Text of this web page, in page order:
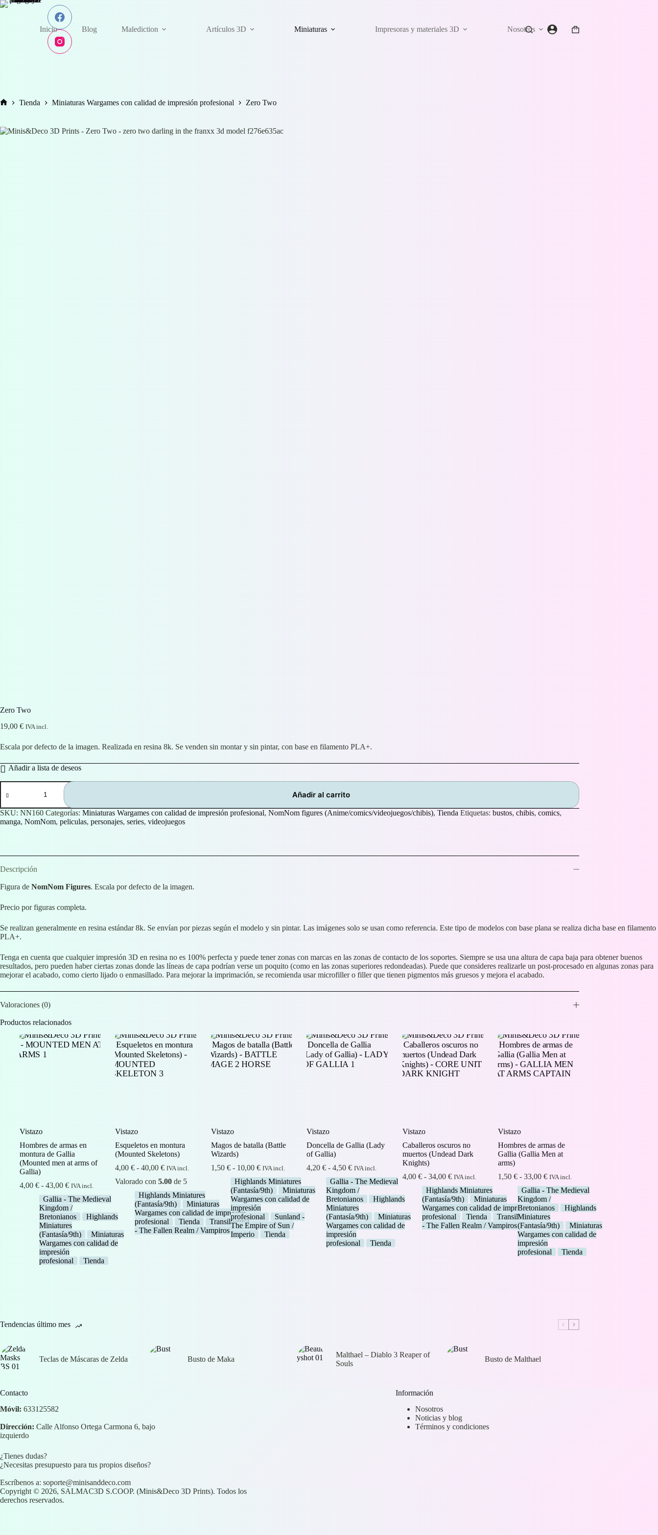
Saltar
Inicio
Blog Malediction Artículos 3D Miniaturas Impresoras y materiales 3D Nosotros
Carro
Tienda Miniaturas Wargames con calidad de impresión profesional Zero Two
Zero Two
19,00 € IVA incl.
Escala por defecto de la imagen. Realizada en resina 8k. Se venden sin montar y sin pintar, con base en filamento PLA+.
Añadir a lista de deseos
Zero
Two
Añadir al carrito
SKU: NN160 Categorías: Miniaturas Wargames con calidad de impresión profesional, NomNom figures (Anime/comics/videojuegos/chibis), Tienda Etiquetas: bustos, chibis, comics,
manga, NomNom, peliculas, personajes, series, videojuegos
Descripción
Figura de NomNom Figures. Escala por defecto de la imagen.
Precio por figuras completa.
Se realizan generalmente en resina estándar 8k. Se envían por piezas según el modelo y sin pintar. Las imágenes solo se usan como referencia. Este tipo de modelos con base plana se realiza dicha base en filamento
PLA+.
Tenga en cuenta que cualquier impresión 3D en resina no es 100% perfecta y puede tener zonas con marcas en las zonas de contacto de los soportes. Siempre se usa una altura de capa baja para obtener buenos
resultados, pero pueden haber ciertas zonas donde las líneas de capa podrían verse un poquito (como en las zonas superiores redondeadas). Puede que consideres realizarle un post-procesado en algunas zonas para
mejorar el acabado, como cierto lijado o enmasillado. Para mejorar la imprimación, se recomienda usar microfiller o filler que tienen pigmentos más gruesos y mejora el acabado.
Valoraciones (0)
Productos relacionados
Vistazo
Hombres de armas en
montura de Gallia
(Mounted men at arms of
Gallia)
4,00 € - 43,00 €Rango
de
precios:
desde
4,00 €
hasta
43,00 €
IVA incl.
Gallia - The Medieval
Kingdom /
Bretonianos
Highlands
Miniatures
(Fantasía/9th)
Miniaturas
Wargames con calidad de
impresión
profesional
Tienda
Vistazo
Esqueletos en montura
(Mounted Skeletons)
4,00€ - 40,00€Rango
precios:
desde
4,00 €
hasta
40,00 €
IVA incl.
Valorado con5.00 de 5
Highlands Miniatures
(Fantasía/9th)
Miniaturas
Wargames con calidad de impresión
profesional
Tienda
Transilvanya
- The Fallen Realm / Vampiros
Vistazo
Magos de batalla (Battle
Wizards)
1,50 € - 10,00 €Rango
de
precios:
desde
1,50 €
hasta
10,00 €
IVA incl.
Highlands Miniatures
(Fantasía/9th)
Miniaturas
Wargames con calidad de
impresión
profesional
Sunland -
The Empire of Sun /
Imperio
Tienda
Vistazo
Doncella de Gallia (Lady
of Gallia)
4,20€ - 4,50€Rango
de
precios:
desde
4,20 €
hasta
4,50 €
IVA incl.
Gallia - The Medieval
Kingdom /
Bretonianos
Highlands
Miniatures
(Fantasía/9th)
Miniaturas
Wargames con calidad de
impresión
profesional
Tienda
Vistazo
Caballeros oscuros no
muertos (Undead Dark
Knights)
4,00 € - 34,00 €Rango
de
precios:
desde
4,00 €
hasta
34,00 €
IVA incl.
Highlands Miniatures
(Fantasía/9th)
Miniaturas
Wargames con calidad de impresión
profesional
Tienda
Transilvanya
- The Fallen Realm / Vampiros
Vistazo
Hombres de armas de
Gallia (Gallia Men at
arms)
1,50€ - 33,00€Rango
de
precios:
desde
1,50 €
hasta
33,00 €
IVA incl.
Gallia - The Medieval
Kingdom /
Bretonianos
Highlands
Miniatures
(Fantasía/9th)
Miniaturas
Wargames con calidad de
impresión
profesional
Tienda
Tendencias último mes
Teclas de Máscaras de Zelda Busto de Maka
Malthael – Diablo 3 Reaper of
Souls
Busto de Malthael
Contacto
Móvil: 633125582
Dirección: Calle Alfonso Ortega Carmona 6, bajo
izquierdo
¿Tienes dudas?
¿Necesitas presupuesto para tus propios diseños?
Escríbenos a: soporte@minisanddeco.com
Información
Nosotros
Noticias y blog
Términos y condiciones
Copyright © 2026, SALMAC3D S.COOP. (Minis&Deco 3D Prints). Todos los
derechos reservados.